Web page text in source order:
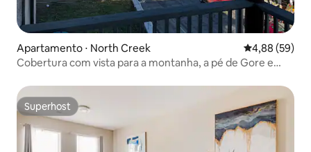
Apartamento ⋅ North Creek 4,88 de uma
4,88 (59)
Cobertura com vista para a montanha, a pé de Gore e
Superhost
Superhost